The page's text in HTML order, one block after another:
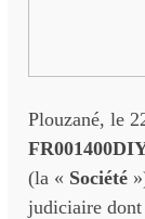
Plouzané, le
(la « Société
judiciaire